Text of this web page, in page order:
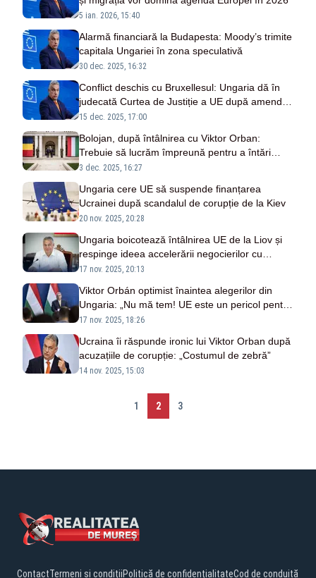
5 ian. 2026, 15:40
Alarmă financiară la Budapesta: Moody’s trimite
capitala Ungariei în zona speculativă
30 dec. 2025, 16:32
Conflict deschis cu Bruxellesul: Ungaria dă în
judecată Curtea de Justiție a UE după amenda-
record pentru migrație
15 dec. 2025, 17:00
Bolojan, după întâlnirea cu Viktor Orban:
Trebuie să lucrăm împreună pentru a întări
interconectările de energie electrică între
3 dec. 2025, 16:27
Ungaria cere UE să suspende finanțarea
Ucrainei după scandalul de corupție de la Kiev
20 nov. 2025, 20:28
Ungaria boicotează întâlnirea UE de la Liov și
respinge ideea accelerării negocierilor cu
Ucraina
17 nov. 2025, 20:13
Viktor Orbán optimist înaintea alegerilor din
Ungaria: „Nu mă tem! UE este un pericol pentru
noi și ne șantajează”
17 nov. 2025, 18:26
Ucraina îi răspunde ironic lui Viktor Orban după
acuzațiile de corupție: „Costumul de zebră”
14 nov. 2025, 15:03
1 2 3
ContactTermeni și condițiiPolitică de confidențialitateCod de conduită